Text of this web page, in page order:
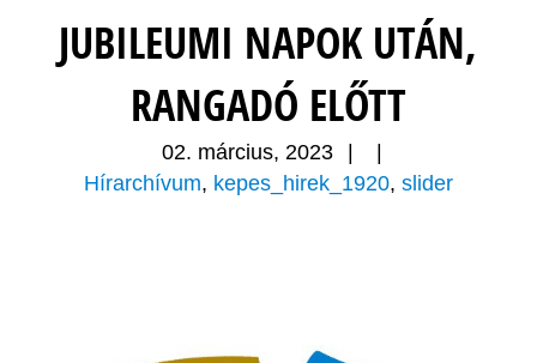
JUBILEUMI NAPOK UTÁN,
RANGADÓ ELŐTT
02. március, 2023
Hírarchívum, kepes_hirek_1920, slider